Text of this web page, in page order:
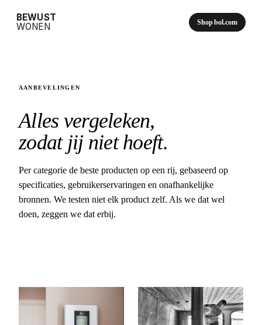
BEWUST
WONEN
Shop bol.com
AANBEVELINGEN
Alles vergeleken,
zodat jij niet hoeft.
Per categorie de beste producten op een rij, gebaseerd op
specificaties, gebruikerservaringen en onafhankelijke
bronnen. We testen niet elk product zelf. Als we dat wel
doen, zeggen we dat erbij.